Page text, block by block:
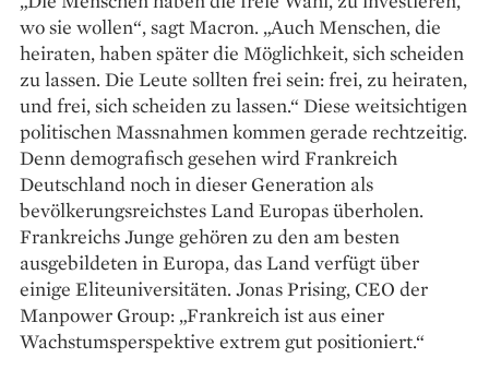
wo sie wollen“, sagt Macron. „Auch Menschen, die
heiraten, haben später die Möglichkeit, sich scheiden
zu lassen. Die Leute sollten frei sein: frei, zu heiraten,
und frei, sich scheiden zu lassen.“ Diese weitsichtigen
politischen Massnahmen kommen gerade rechtzeitig.
Denn demografisch gesehen wird Frankreich
Deutschland noch in dieser Generation als
bevölkerungsreichstes Land Europas überholen.
Frankreichs Junge gehören zu den am besten
ausgebildeten in Europa, das Land verfügt über
einige Eliteuniversitäten. Jonas Prising, CEO der
Manpower Group: „Frankreich ist aus einer
Wachstumsperspektive extrem gut positioniert.“